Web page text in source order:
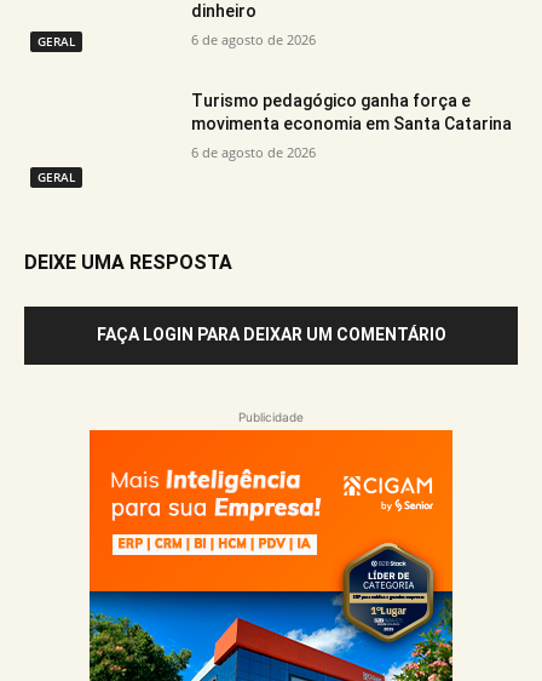
GERAL
dinheiro
6 de agosto de 2026
GERAL
Turismo pedagógico ganha força e
movimenta economia em Santa Catarina
6 de agosto de 2026
DEIXE UMA RESPOSTA
FAÇA LOGIN PARA DEIXAR UM COMENTÁRIO
Publicidade